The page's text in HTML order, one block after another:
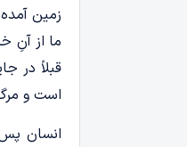
زمین
ما از آنِ
قبلاً در
است و
انسان پس